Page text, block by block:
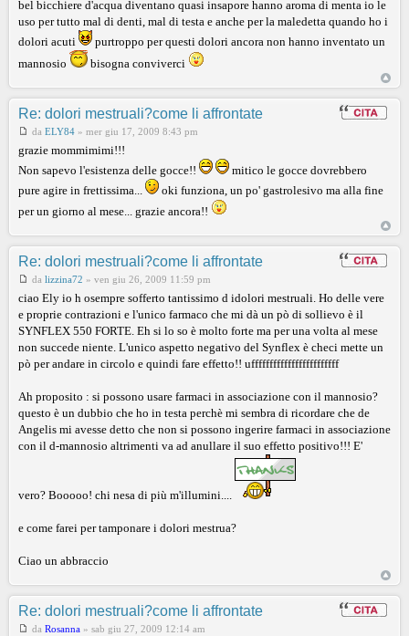
bel bicchiere d'acqua diventano quasi insapore hanno aroma di menta io le
uso per tutto mal di denti, mal di testa e anche per la maledetta quando ho i
dolori acuti
purtroppo per questi dolori ancora non hanno inventato un
mannosio
bisogna conviverci
Re: dolori mestruali?come li affrontate
da ELY84 » mer giu 17, 2009 8:43 pm
grazie mommimimi!!!
Non sapevo l'esistenza delle gocce!!
mitico le gocce dovrebbero
pure agire in frettissima...
oki funziona, un po' gastrolesivo ma alla fine
per un giorno al mese... grazie ancora!!
Re: dolori mestruali?come li affrontate
da lizzina72 » ven giu 26, 2009 11:59 pm
ciao Ely io h osempre sofferto tantissimo d idolori mestruali. Ho delle vere
e proprie contrazioni e l'unico farmaco che mi dà un pò di sollievo è il
SYNFLEX 550 FORTE. Eh si lo so è molto forte ma per una volta al mese
non succede niente. L'unico aspetto negativo del Synflex è checi mette un
pò per andare in circolo e quindi fare effetto!! uffffffffffffffffffffffff
Ah proposito : si possono usare farmaci in associazione con il mannosio?
questo è un dubbio che ho in testa perchè mi sembra di ricordare che de
Angelis mi avesse detto che non si possono ingerire farmaci in associazione
con il d-mannosio altrimenti va ad anullare il suo effetto positivo!!! E'
vero? Booooo! chi nesa di più m'illumini....
e come farei per tamponare i dolori mestrua?
Ciao un abbraccio
Re: dolori mestruali?come li affrontate
da Rosanna » sab giu 27, 2009 12:14 am